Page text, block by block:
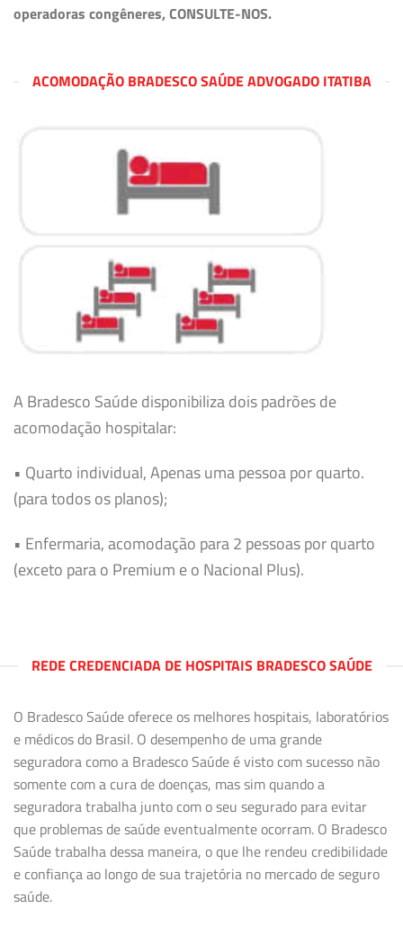
operadoras congêneres, CONSULTE-NOS.
ACOMODAÇÃO BRADESCO SAÚDE ADVOGADO ITATIBA
A Bradesco Saúde disponibiliza dois padrões de
acomodação hospitalar:
• Quarto individual, Apenas uma pessoa por quarto.
(para todos os planos);
• Enfermaria, acomodação para 2 pessoas por quarto
(exceto para o Premium e o Nacional Plus).
REDE CREDENCIADA DE HOSPITAIS BRADESCO SAÚDE
O Bradesco Saúde oferece os melhores hospitais, laboratórios
e médicos do Brasil. O desempenho de uma grande
seguradora como a Bradesco Saúde é visto com sucesso não
somente com a cura de doenças, mas sim quando a
seguradora trabalha junto com o seu segurado para evitar
que problemas de saúde eventualmente ocorram. O Bradesco
Saúde trabalha dessa maneira, o que lhe rendeu credibilidade
e confiança ao longo de sua trajetória no mercado de seguro
saúde.